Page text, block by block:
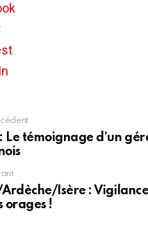
Le témoignage d’un
Ardèche/Isère :
orages !